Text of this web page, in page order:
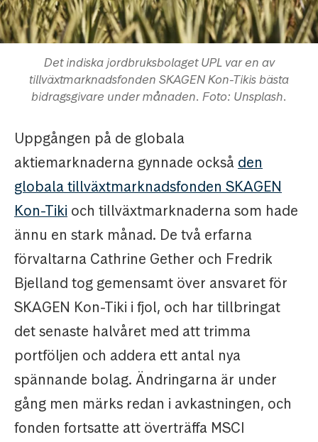
Det indiska jordbruksbolaget UPL var en av
tillväxtmarknadsfonden SKAGEN Kon-Tikis bästa
bidragsgivare under månaden. Foto: Unsplash.
Uppgången på de globala
aktiemarknaderna gynnade också den
globala tillväxtmarknadsfonden SKAGEN
Kon-Tiki och tillväxtmarknaderna som hade
ännu en stark månad. De två erfarna
förvaltarna Cathrine Gether och Fredrik
Bjelland tog gemensamt över ansvaret för
SKAGEN Kon-Tiki i fjol, och har tillbringat
det senaste halvåret med att trimma
portföljen och addera ett antal nya
spännande bolag. Ändringarna är under
gång men märks redan i avkastningen, och
fonden fortsatte att överträffa MSCI